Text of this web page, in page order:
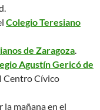
Colegio Teresiano
de Zaragoza
Agustín Gericó de
Centro Cívico
la mañana en el